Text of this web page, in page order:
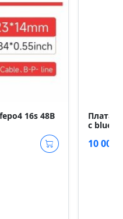
16s 48В
Плата
c
10 000